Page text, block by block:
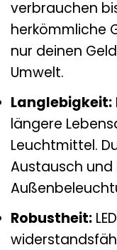
verbrauchen
herkömmliche
nur deinen
Umwelt.
Langlebigkeit:
längere
Leuchtmittel.
Austausch
Robustheit: